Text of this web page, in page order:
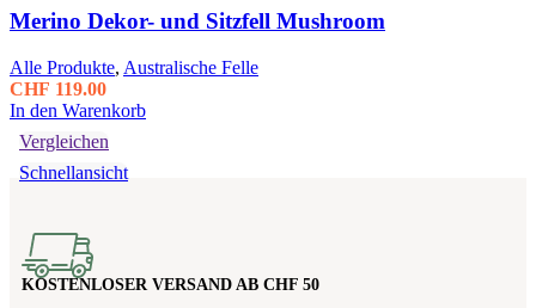
Merino Dekor- und Sitzfell Mushroom
Alle Produkte, Australische Felle
CHF 119.00
In den Warenkorb
Vergleichen
Schnellansicht
KOSTENLOSER VERSAND AB CHF 50